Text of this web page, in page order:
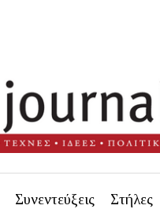
Συνεντεύξεις Στήλες